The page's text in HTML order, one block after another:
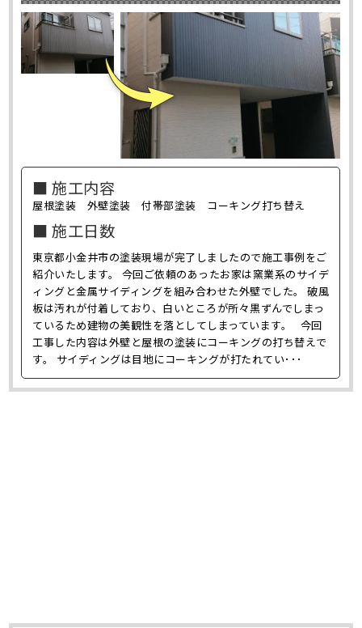
■ 施工内容
屋根塗装 外壁塗装 付帯部塗装 コーキング打ち替え
■ 施工日数
東京都小金井市の塗装現場が完了しましたので施工事例をご
紹介いたします。 今回ご依頼のあったお家は窯業系のサイデ
ィングと金属サイディングを組み合わせた外壁でした。 破風
板は汚れが付着しており、白いところが所々黒ずんでしまっ
ているため建物の美観性を落としてしまっています。 今回
工事した内容は外壁と屋根の塗装にコーキングの打ち替えで
す。 サイディングは目地にコーキングが打たれてい･･･